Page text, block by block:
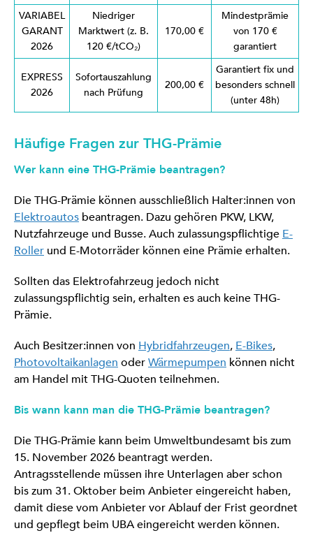
VARIABEL
GARANT
2026
Niedriger
Marktwert (z. B.
120 €/tCO₂)
170,00 €
Mindestprämie
von 170 €
garantiert
EXPRESS
2026
Sofortauszahlung
nach Prüfung
200,00 €
Garantiert fix und
besonders schnell
(unter 48h)
Häufige Fragen zur THG-Prämie
Wer kann eine THG-Prämie beantragen?
Die THG-Prämie können ausschließlich Halter:innen von
Elektroautos beantragen. Dazu gehören PKW, LKW,
Nutzfahrzeuge und Busse. Auch zulassungspflichtige E-
Roller und E-Motorräder können eine Prämie erhalten.
Sollten das Elektrofahrzeug jedoch nicht
zulassungspflichtig sein, erhalten es auch keine THG-
Prämie.
Auch Besitzer:innen von Hybridfahrzeugen, E-Bikes,
Photovoltaikanlagen oderWärmepumpen können nicht
am Handel mit THG-Quoten teilnehmen.
Bis wann kann man die THG-Prämie beantragen?
Die THG-Prämie kann beim Umweltbundesamt bis zum
15. November 2026 beantragt werden.
Antragsstellende müssen ihre Unterlagen aber schon
bis zum 31. Oktober beim Anbieter eingereicht haben,
damit diese vom Anbieter vor Ablauf der Frist geordnet
und gepflegt beim UBA eingereicht werden können.